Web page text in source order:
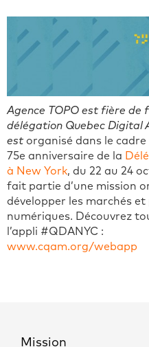
Agence TOPO est fière de
délégation Quebec Digital
est organisé dans le
75e anniversaire de la
à New York, du 22 au 24
fait partie d’une mission
développer les marchés
numériques. Découvrez
l’appli #QDANYC :
www.cqam.org/webapp
Mission